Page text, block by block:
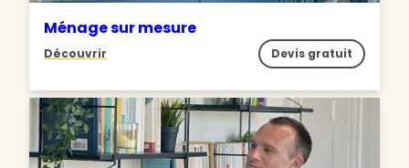
Ménage sur mesure
Découvrir Devis gratuit